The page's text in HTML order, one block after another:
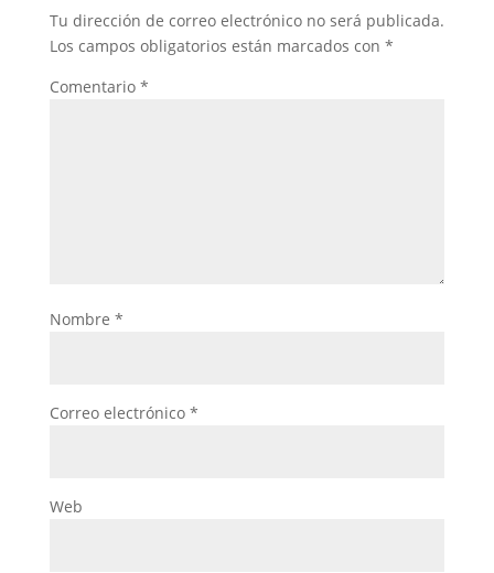
Tu dirección de correo electrónico no será publicada.
Los campos obligatorios están marcados con *
Comentario *
Nombre *
Correo electrónico *
Web